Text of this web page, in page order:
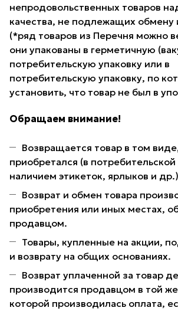
непродовольственных товаров
качества, не подлежащих обмену
(*ряд товаров из Перечня можно
они упакованы в герметичную
потребительскую упаковку или в
потребительскую упаковку, по
установить, что товар не был в
Обращаем внимание!
Возвращается товар в том
приобретался (в потребительской
наличием этикеток, ярлыков и
Возврат и обмен товара
приобретения или иных местах,
продавцом.
Товары, купленные на акции,
и возврату на общих основаниях.
Возврат уплаченной за товар
производится продавцом в той
которой производилась оплата,